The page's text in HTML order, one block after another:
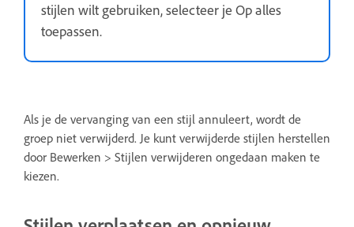
stijlen wilt gebruiken, selecteer je Op alles
toepassen.
Als je de vervanging van een stijl annuleert, wordt de
groep niet verwijderd. Je kunt verwijderde stijlen herstellen
door Bewerken > Stijlen verwijderen ongedaan maken te
kiezen.